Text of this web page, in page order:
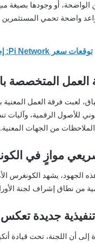
الواضحة، أو وجودها بصيغة
واضحة تحمي المستثمرين
توقعات سعر Pi Network: إطلاق العقود الذكية يقترب وسط نمو قوي في عدد المستخدمين
العمل المتخصصة
لعبت فرقة العمل
للأصول الرقمية، وآليات
من الجهات المعنية.
موازٍ في
من نطاق إشراف لجنة
جديدة تعكس
إلى أن اللجنة، تحت قيادة